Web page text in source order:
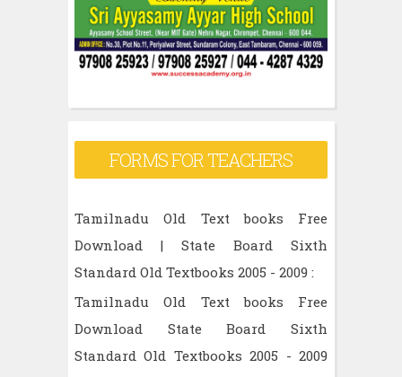
FORMS FOR TEACHERS
Tamilnadu Old Text books Free
Download | State Board Sixth
Standard Old Textbooks 2005 - 2009 :
Tamilnadu Old Text books Free
Download State Board Sixth
Standard Old Textbooks 2005 - 2009